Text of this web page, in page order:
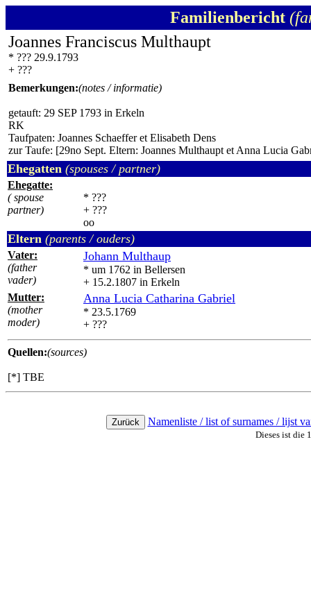
Familienbericht
Joannes Franciscus Multhaupt
* ??? 29.9.1793
+ ???
Bemerkungen:(notes / informatie)
getauft: 29 SEP 1793 in Erkeln
RK
Taufpaten: Joannes Schaeffer et Elisabeth Dens
zur Taufe: [29no Sept. Eltern: Joannes Multhaupt et Anna Lucia
Ehegatten (spouses / partner)
Ehegatte:
( spouse
partner)
* ???
+ ???
oo
Eltern (parents / ouders)
Vater:
(father
vader)
Johann Multhaup
* um 1762 in Bellersen
+ 15.2.1807 in Erkeln
Mutter:
(mother
moder)
Anna Lucia Catharina Gabriel
* 23.5.1769
+ ???
Quellen:(sources)
[*] TBE
Namenliste / list of surnames / lijst
Dieses ist die